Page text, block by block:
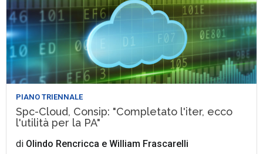
PIANO TRIENNALE
Spc-Cloud, Consip: "Completato l'iter, ecco
l'utilità per la PA"
di Olindo Rencricca eWilliam Frascarelli